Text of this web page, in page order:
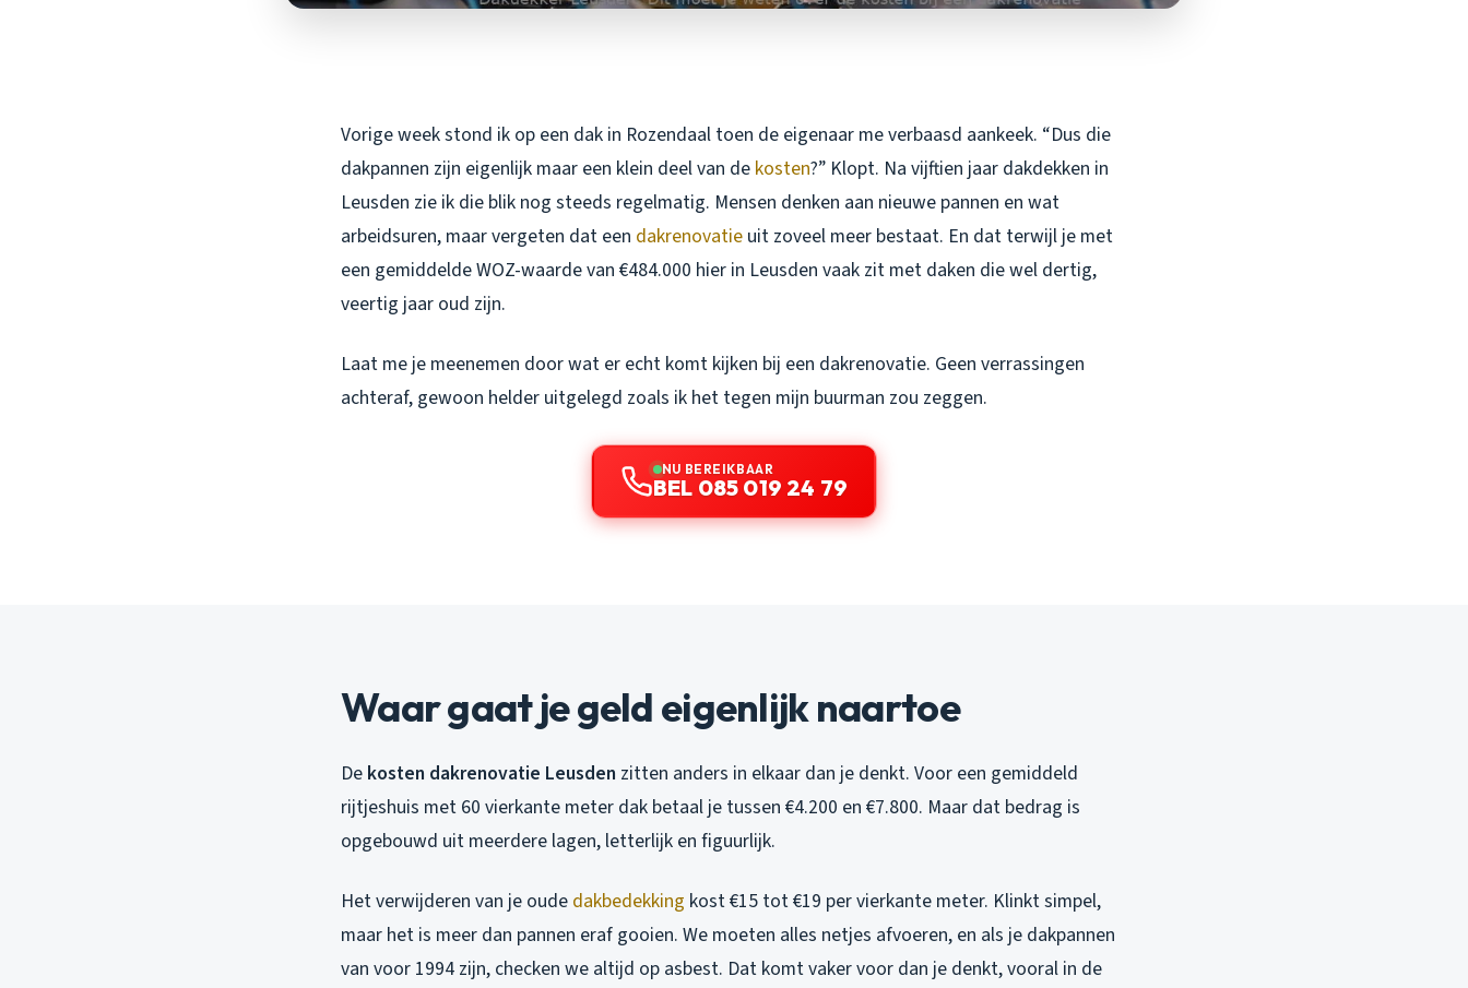
Vorige week stond ik op een dak in Rozendaal toen de eigenaar me verbaasd aankeek. “Dus die
dakpannen zijn eigenlijk maar een klein deel van de kosten?” Klopt. Na vijftien jaar dakdekken in
Leusden zie ik die blik nog steeds regelmatig. Mensen denken aan nieuwe pannen en wat
arbeidsuren, maar vergeten dat een dakrenovatie uit zoveel meer bestaat. En dat terwijl je met
een gemiddelde WOZ-waarde van €484.000 hier in Leusden vaak zit met daken die wel dertig,
veertig jaar oud zijn.
Laat me je meenemen door wat er echt komt kijken bij een dakrenovatie. Geen verrassingen
achteraf, gewoon helder uitgelegd zoals ik het tegen mijn buurman zou zeggen.
NU BEREIKBAAR
BEL 085 019 24 79
Waar gaat je geld eigenlijk naartoe
De kosten dakrenovatie Leusden zitten anders in elkaar dan je denkt. Voor een gemiddeld
rijtjeshuis met 60 vierkante meter dak betaal je tussen €4.200 en €7.800. Maar dat bedrag is
opgebouwd uit meerdere lagen, letterlijk en figuurlijk.
Het verwijderen van je oude dakbedekking kost €15 tot €19 per vierkante meter. Klinkt simpel,
maar het is meer dan pannen eraf gooien. We moeten alles netjes afvoeren, en als je dakpannen
van voor 1994 zijn, checken we altijd op asbest. Dat komt vaker voor dan je denkt, vooral in de